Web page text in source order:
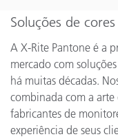
Soluções de
A X-Rite Pantone é a
mercado com
há muitas décadas.
combinada com a arte
fabricantes de
experiência de seus